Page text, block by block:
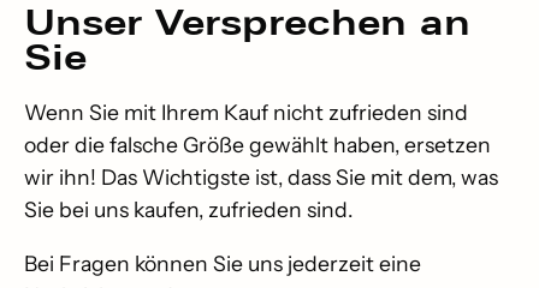
Unser Versprechen an
Sie
Wenn Sie mit Ihrem Kauf nicht zufrieden sind
oder die falsche Größe gewählt haben, ersetzen
wir ihn! Das Wichtigste ist, dass Sie mit dem, was
Sie bei uns kaufen, zufrieden sind.
Bei Fragen können Sie uns jederzeit eine